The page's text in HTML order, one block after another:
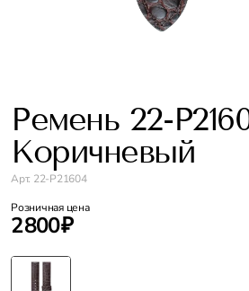
Ремень 22-
Коричневый
Арт. 22-P21604
Розничная цена
2 800 ₽